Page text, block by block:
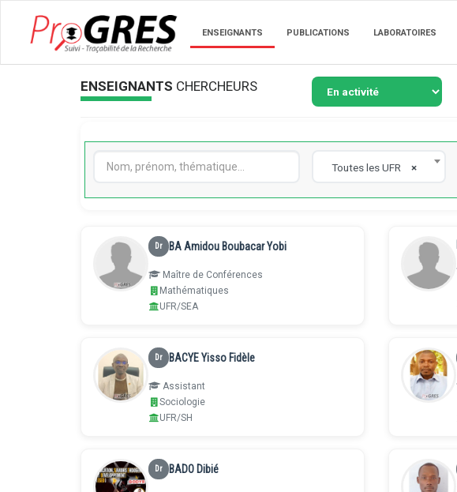
ENSEIGNANTS PUBLICATIONS LABORATOIRES
ENSEIGNANTS CHERCHEURS
×
Toutes les UFR
Dr BA Amidou Boubacar Yobi
Maître de Conférences
Mathématiques
UFR/SEA
Dr BACYE Yisso Fidèle
Assistant
Sociologie
UFR/SH
Dr BADO Dibié